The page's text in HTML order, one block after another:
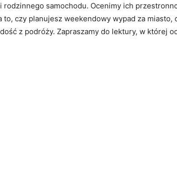
samochodu. Ocenimy ich
czy planujesz weekendowy wypad za miasto,
z podróży. Zapraszamy do lektury, w której